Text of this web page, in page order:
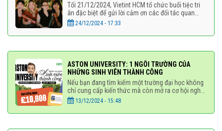
Tối 21/12/2024, Vietint HCM tổ chức buổi tiệc tri
ân đặc biệt để gửi lời cảm ơn các đối tác quan
trọng từ Vương quốc Anh, bao gồm Nottingham
Trent University, University
24/12/2024 - 17:33
ASTON UNIVERSITY: 1 NGÔI TRƯỜNG CỦA
NHỮNG SINH VIÊN THÀNH CÔNG
Nếu bạn đang tìm kiếm một trường đại học không
chỉ cung cấp kiến thức mà còn mở ra cơ hội nghề
nghiệp sáng lạn, Aston University chính là lựa
chọn lý tưởng
13/12/2024 - 15:48